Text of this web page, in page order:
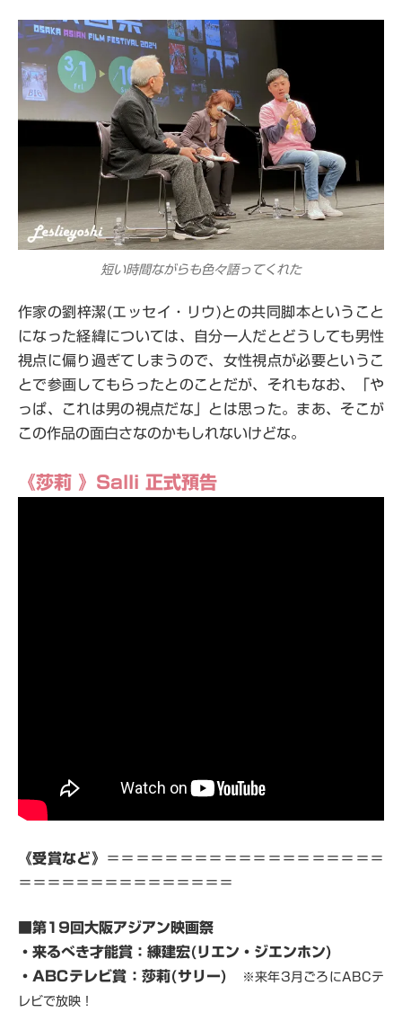
短い時間ながらも色々語ってくれた
作家の劉梓潔(エッセイ・リウ)との共同脚本ということ
になった経緯については、自分一人だとどうしても男性
視点に偏り過ぎてしまうので、女性視点が必要というこ
とで参画してもらったとのことだが、それもなお、「や
っぱ、これは男の視点だな」とは思った。まあ、そこが
この作品の面白さなのかもしれないけどな。
《莎莉 》Salli 正式預告
《受賞など》
＝＝＝＝＝＝＝＝＝＝＝＝＝＝＝＝＝＝＝
＝＝＝＝＝＝＝＝＝＝＝＝＝＝＝
■第19回大阪アジアン映画祭
・来るべき才能賞：練建宏(リエン・ジエンホン)
・ABCテレビ賞：莎莉(サリー)
※来年3月ごろにABCテ
レビで放映！